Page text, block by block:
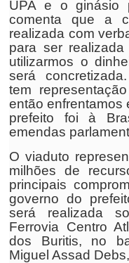
UPA e o ginásio
comenta que a
realizada com
para ser
utilizarmos o
será
tem
então enfrentamos
prefeito foi à
emendas
O viaduto
milhões de
principais
governo do
será realizada
Ferrovia Centro
dos Buritis, no
Miguel Assad